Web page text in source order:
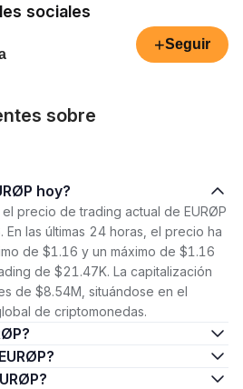
sociales
+Seguir
sobre
hoy?
precio de trading actual de EURØP
En las últimas 24 horas, el precio ha
de $1.16 y un máximo de $1.16
de $21.47K. La capitalización
de $8.54M, situándose en el
de criptomonedas.